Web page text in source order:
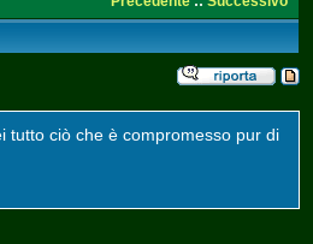
tutto ciò che è compromesso pur di